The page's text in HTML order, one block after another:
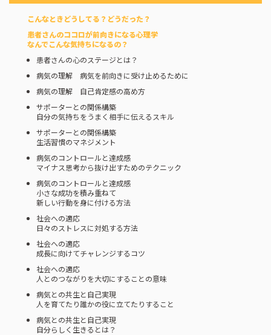
こんなときどうしてる？どうだった？
患者さんのココロが前向きになる心理学
なんでこんな気持ちになるの？
患者さんの心のステージとは？
病気の理解 病気を前向きに受け止めるために
病気の理解 自己肯定感の高め方
サポーターとの関係構築
自分の気持ちをうまく相手に伝えるスキル
サポーターとの関係構築
生活習慣のマネジメント
病気のコントロールと達成感
マイナス思考から抜け出すためのテクニック
病気のコントロールと達成感
小さな成功を積み重ねて
新しい行動を身に付ける方法
社会への適応
日々のストレスに対処する方法
社会への適応
成長に向けてチャレンジするコツ
社会への適応
人とのつながりを大切にすることの意味
病気との共生と自己実現
人を育てたり誰かの役に立てたりすること
病気との共生と自己実現
自分らしく生きるとは？